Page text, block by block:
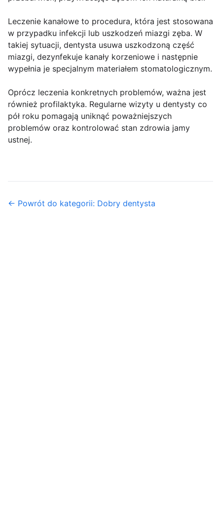
Leczenie kanałowe to procedura, która jest stosowana
w przypadku infekcji lub uszkodzeń miazgi zęba. W
takiej sytuacji, dentysta usuwa uszkodzoną część
miazgi, dezynfekuje kanały korzeniowe i następnie
wypełnia je specjalnym materiałem stomatologicznym.
Oprócz leczenia konkretnych problemów, ważna jest
również profilaktyka. Regularne wizyty u dentysty co
pół roku pomagają uniknąć poważniejszych
problemów oraz kontrolować stan zdrowia jamy
ustnej.
← Powrót do kategorii: Dobry dentysta